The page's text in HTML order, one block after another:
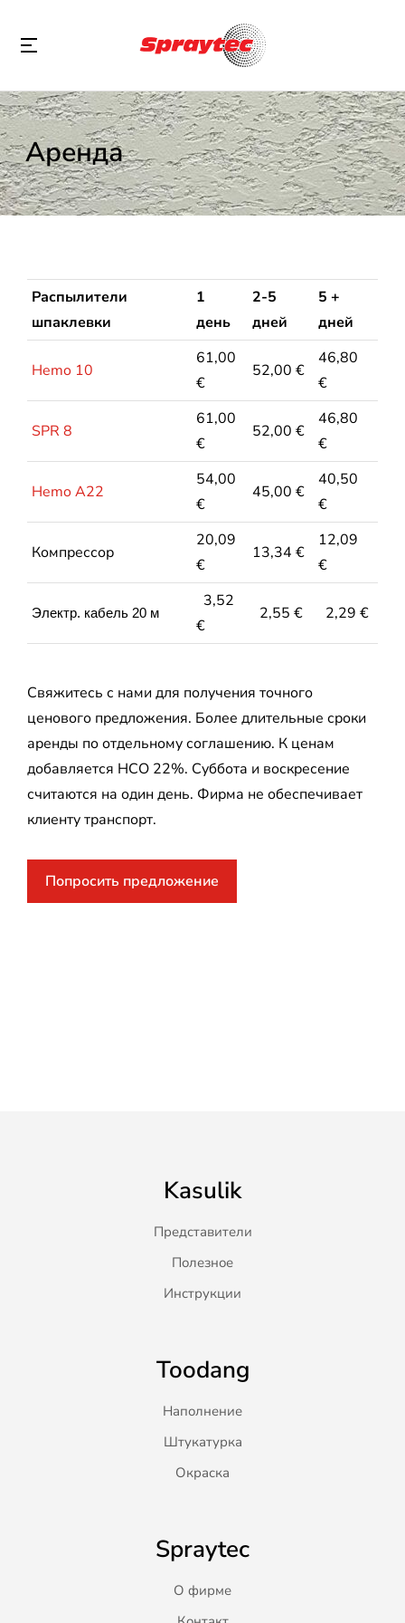
Аренда
Распылители
шпаклевки
1
день
2-5
дней
5 +
дней
Hemo 10
61,00
€
52,00 €
46,80
€
SPR 8
61,00
€
52,00 €
46,80
€
Hemo A22
54,00
€
45,00 €
40,50
€
Компрессор
20,09
€
13,34 €
12,09
€
Электр. кабель 20 м
3,52
€
2,55 € 2,29 €
Свяжитесь с нами для получения точного
ценового предложения. Более длительные сроки
аренды по отдельному соглашению. К ценам
добавляется НСО 22%. Суббота и воскресение
считаются на один день. Фирма не обеспечивает
клиенту транспорт.
Попросить предложение
Kasulik
Представители
Полезное
Инструкции
Toodang
Наполнение
Штукатурка
Окраска
Spraytec
О фирме